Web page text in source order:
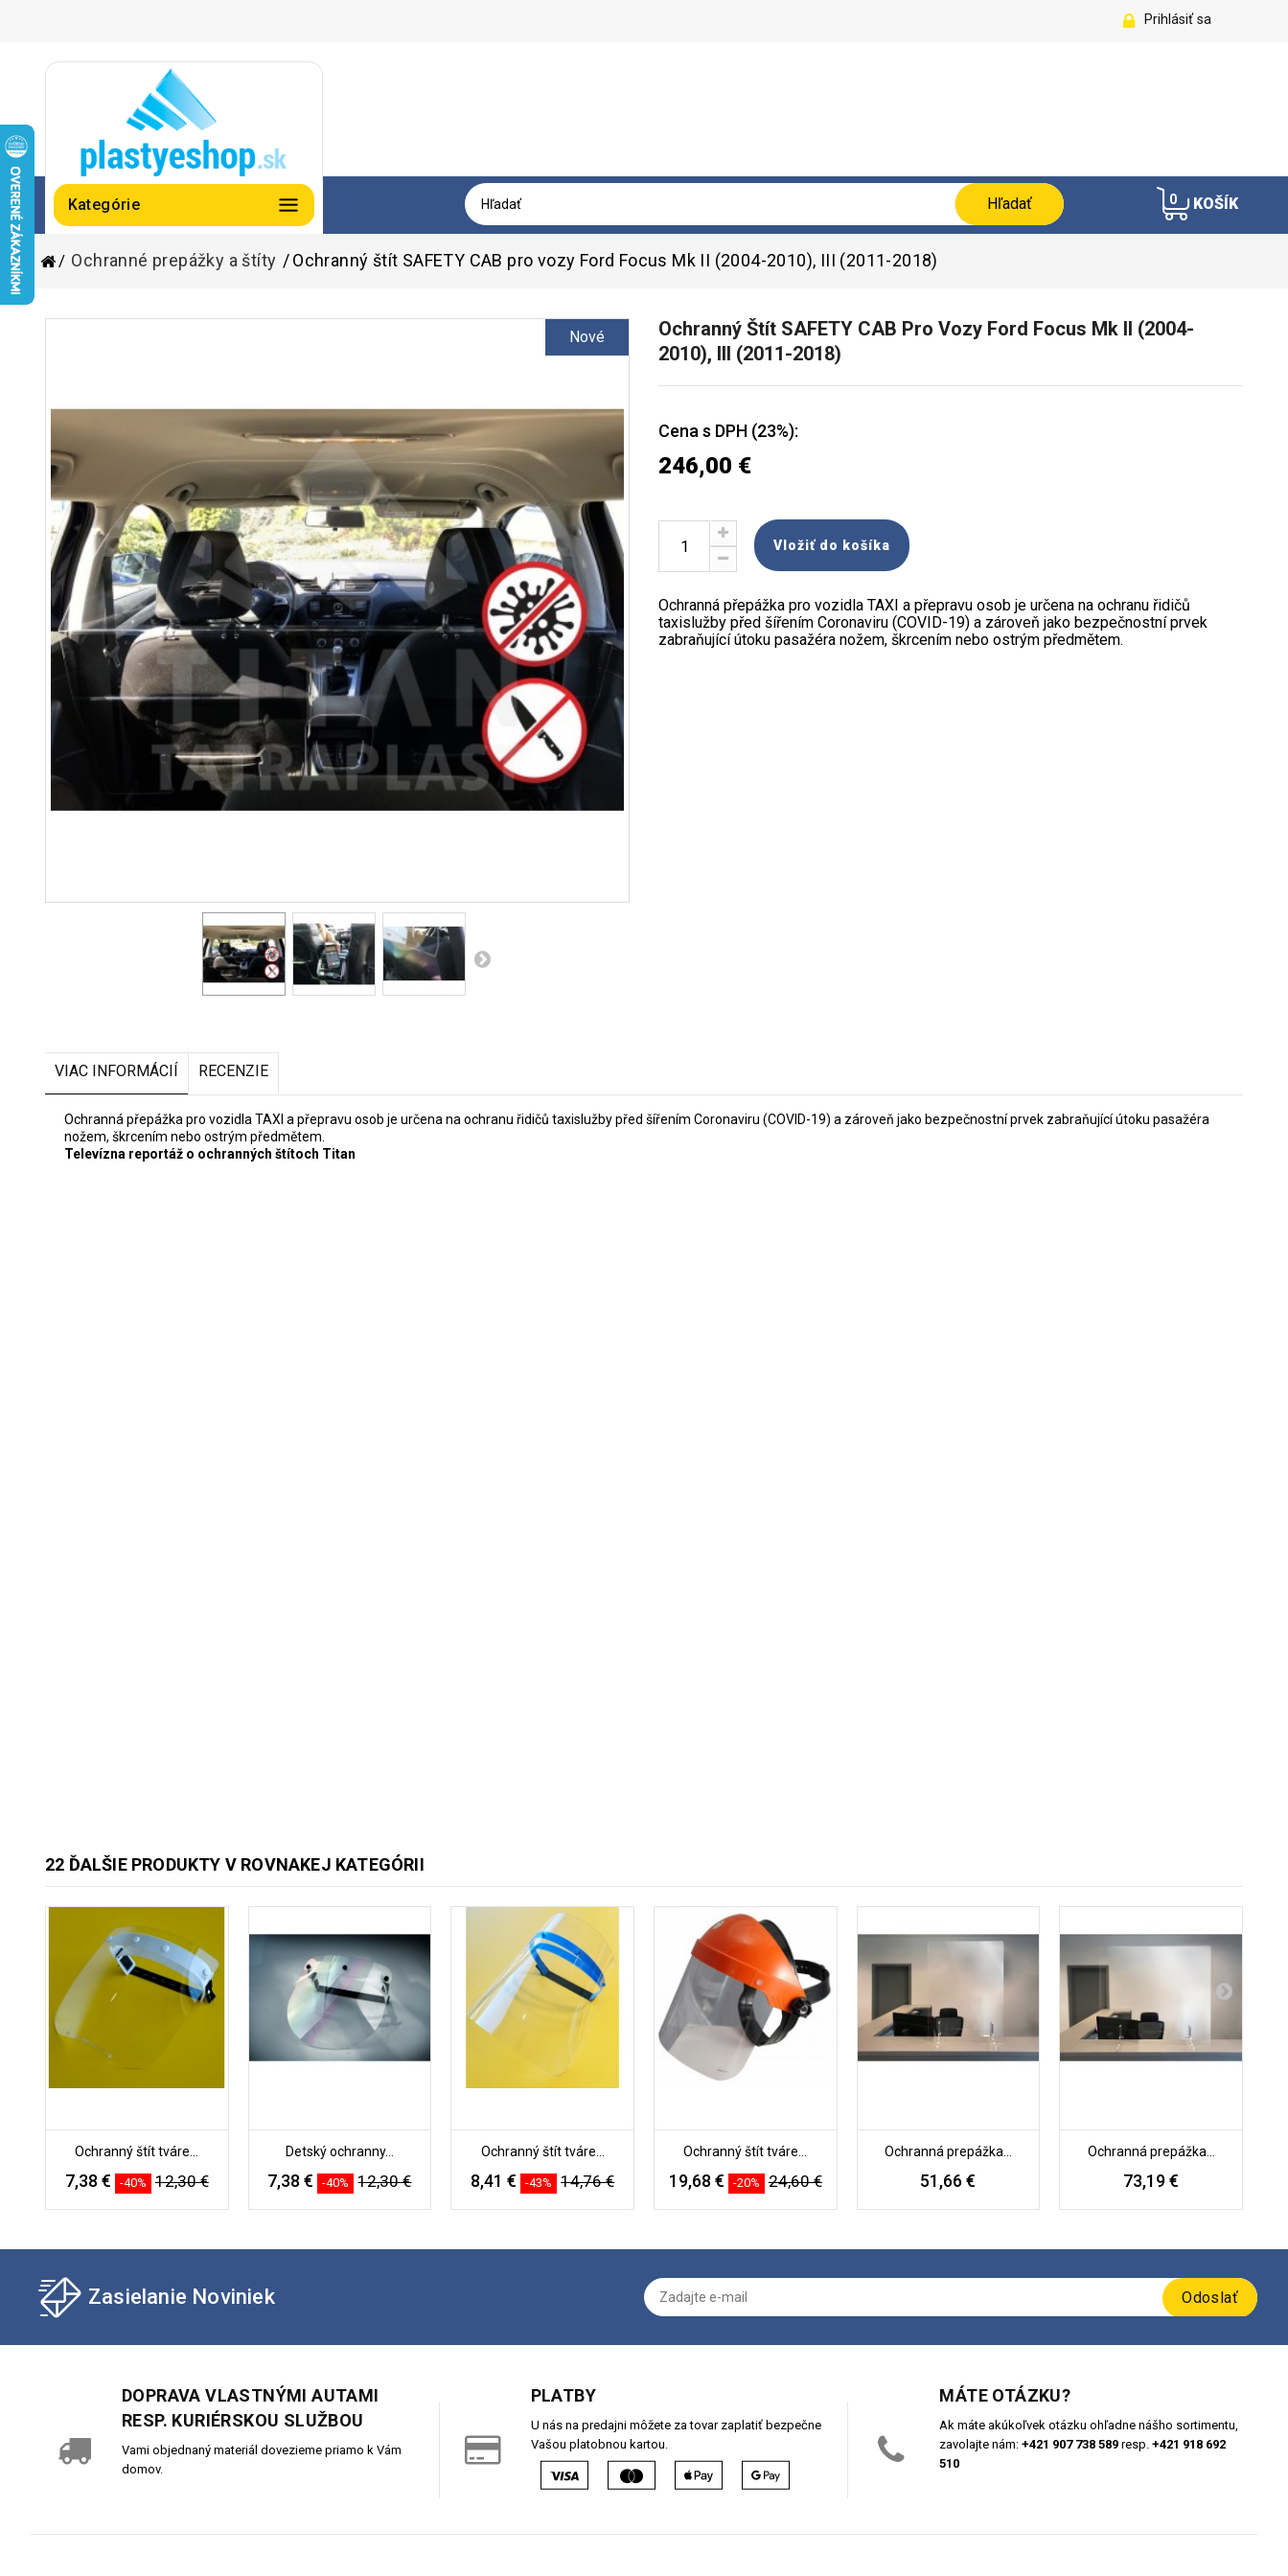
Prihlásiť sa
Kategórie KOŠÍK
0
Hľadať
Ochranné prepážky a štíty Ochranný štít SAFETY CAB pro vozy Ford Focus Mk II (2004-2010), III (2011-2018)
Nové
Ochranný Štít SAFETY CAB Pro Vozy Ford Focus Mk II (2004-
2010), III (2011-2018)
Cena s DPH (23%):
246,00 €
Vložiť do košíka
Ochranná přepážka pro vozidla TAXI a přepravu osob je určena na ochranu řidičů
taxislužby před šířením Coronaviru (COVID-19) a zároveň jako bezpečnostní prvek
zabraňující útoku pasažéra nožem, škrcením nebo ostrým předmětem.
VIAC INFORMÁCIÍ RECENZIE
Ochranná přepážka pro vozidla TAXI a přepravu osob je určena na ochranu řidičů taxislužby před šířením Coronaviru (COVID-19) a zároveň jako bezpečnostní prvek zabraňující útoku pasažéra
nožem, škrcením nebo ostrým předmětem.
Televízna reportáž o ochranných štítoch Titan
22 ĎALŠIE PRODUKTY V ROVNAKEJ KATEGÓRII
Ochranný štít tváre...
7,38 € -40% 12,30 €
Detský ochranny...
7,38 € -40% 12,30 €
Ochranný štít tváre...
8,41 € -43% 14,76 €
Ochranný štít tváre...
19,68 € -20% 24,60 €
Ochranná prepážka...
51,66 €
Ochranná prepážka...
73,19 €
Zasielanie Noviniek Odoslať
DOPRAVA VLASTNÝMI AUTAMI
RESP. KURIÉRSKOU SLUŽBOU
Vami objednaný materiál dovezieme priamo k Vám
domov.
PLATBY
U nás na predajni môžete za tovar zaplatiť bezpečne
Vašou platobnou kartou.
MÁTE OTÁZKU?
Ak máte akúkoľvek otázku ohľadne nášho sortimentu,
zavolajte nám:+421 907 738 589 resp.+421 918 692
510